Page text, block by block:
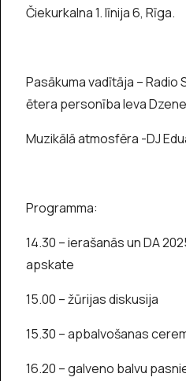
Čiekurkalna 1. līnija 6, Rīga.
Pasākuma vadītāja – Radio
ētera personība Ieva
Muzikālā atmosfēra -DJ
Programma:
14.30 – ierašanās un DA
apskate
15.00 – žūrijas diskusija
15.30 – apbalvošanas
16.20 – galveno balvu